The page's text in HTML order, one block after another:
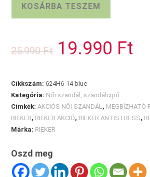
RIEKER
mennyiség
KOSÁRBA TESZEM
25.990Ft
Original
price
was:
19.990 Ft
Cikkszám:624H6-14 blue
Kategória: Női szandál, szandálcipő
Címkék: AKCIÓS NŐI SZANDÁL , MEGBÍZHATÓ
RIEKER, RIEKER AKCIÓ, RIEKER ANTISTRESS,
Márka: RIEKER
Oszd meg